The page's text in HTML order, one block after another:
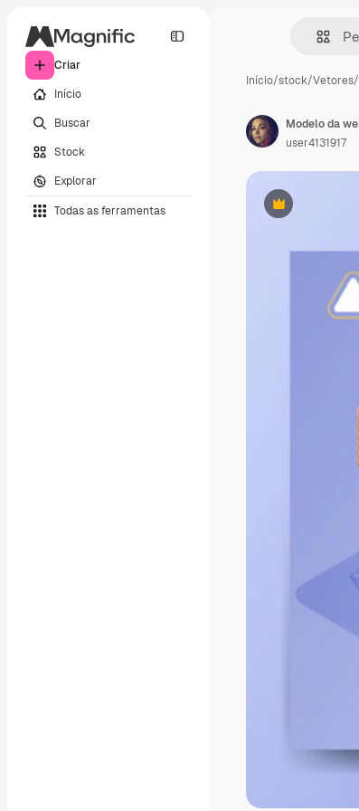
Criar
Início
Buscar
Stock
Explorar
Todas as ferramentas
Início/stock/Vetores/
Premium
user4131917